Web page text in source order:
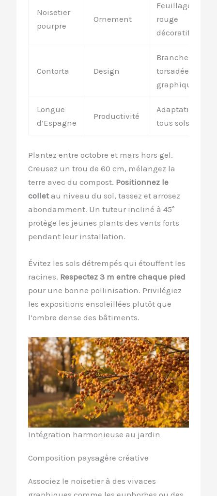
Noisetier
pourpre
Ornement
Feuillage
rouge
décoratif
Contorta Design
Branches
torsadées
graphiques
Longue
d’Espagne
Productivité
Adaptation
tous sols
Plantez entre octobre et mars hors gel.
Creusez un trou de 60 cm, mélangez la
terre avec du compost. Positionnez le
colletau niveau du sol, tassez et arrosez
abondamment. Un tuteur incliné à 45°
protège les jeunes plants des vents forts
pendant leur installation.
Évitez les sols détrempés qui étouffent les
racines. Respectez 3 m entre chaque pied
pour une bonne pollinisation. Privilégiez
les expositions ensoleillées plutôt que
l’ombre dense des bâtiments.
Intégration harmonieuse au jardin
Composition paysagère créative
Associez le noisetier à des vivaces